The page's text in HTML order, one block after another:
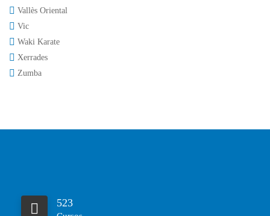
Vallès Oriental
Vic
Waki Karate
Xerrades
Zumba
523